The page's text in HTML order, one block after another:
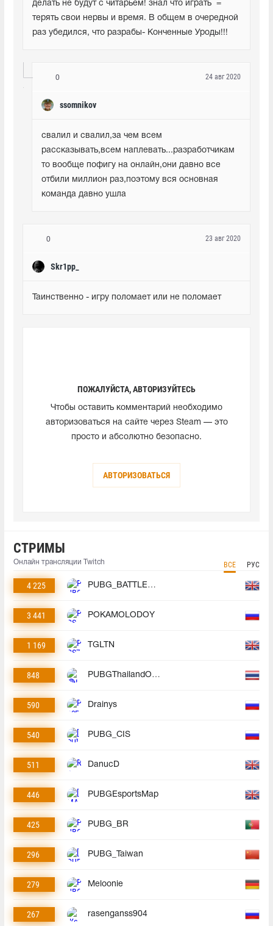
делать не будут с читарьем! знал что играть  =
терять свои нервы и время. В общем в очередной
раз убедился, что разрабы- Конченные Уроды!!!
0
ssomnikov
24 авг 2020
свалил и свалил,за чем всем
рассказывать,всем наплевать...разработчикам
то вообще пофигу на онлайн,они давно все
отбили миллион раз,поэтому вся основная
команда давно ушла
0
Skr1pp_
23 авг 2020
Таинственно - игру поломает или не поломает
ПОЖАЛУЙСТА, АВТОРИЗУЙТЕСЬ
Чтобы оставить комментарий необходимо
авторизоваться на сайте через Steam — это
просто и абсолютно безопасно.
АВТОРИЗОВАТЬСЯ
СТРИМЫ
Онлайн трансляции Twitch ВСЕ РУС
4 225 PUBG_BATTLEGROUNDS
3 441 POKAMOLODOY
1 169 TGLTN
848 PUBGThailandOfficial
590 Drainys
540 PUBG_CIS
511 DanucD
446 PUBGEsportsMap
425 PUBG_BR
296 PUBG_Taiwan
279 Meloonie
267 rasenganss904